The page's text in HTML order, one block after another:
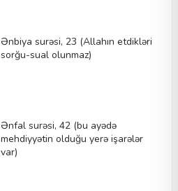
Ənbiya surəsi, 23 (Allahın etdikləri
sorğu-sual olunmaz)
Ənfal surəsi, 42 (bu ayədə
mehdiyyətin olduğu yerə işarələr
var)